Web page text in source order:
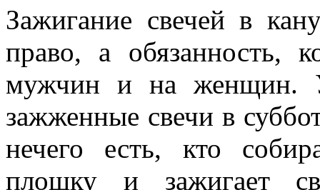
Зажигание свечей в
право, а обязанность,
мужчин и на женщин.
зажженные свечи в
нечего есть, кто
плошку и зажигает